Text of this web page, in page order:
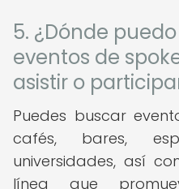
5. ¿Dónde
eventos de
asistir o
Puedes buscar
cafés, bares,
universidades, así
línea que